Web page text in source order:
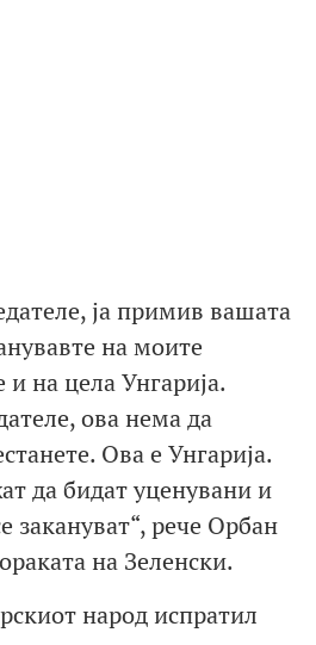
ја примив вашата
на моите
на цела Унгарија.
ова нема да
Ова е Унгарија.
да бидат уценувани и
закануват“, рече Орбан
на Зеленски.
народ испратил